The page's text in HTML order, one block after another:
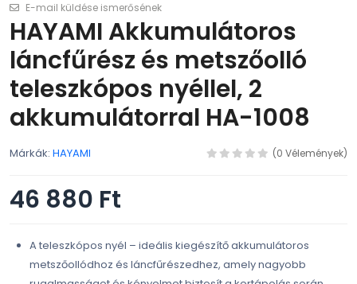
E-mail küldése ismerősének
HAYAMI Akkumulátoros
láncfűrész és metszőolló
teleszkópos nyéllel, 2
akkumulátorral HA-1008
Márkák: HAYAMI (0 Vélemények)
46 880 Ft
A teleszkópos nyél – ideális kiegészítő akkumulátoros
metszőollódhoz és láncfűrészedhez, amely nagyobb